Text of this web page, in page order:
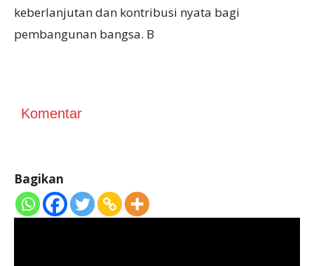
keberlanjutan dan kontribusi nyata bagi
pembangunan bangsa. B
Komentar
Bagikan